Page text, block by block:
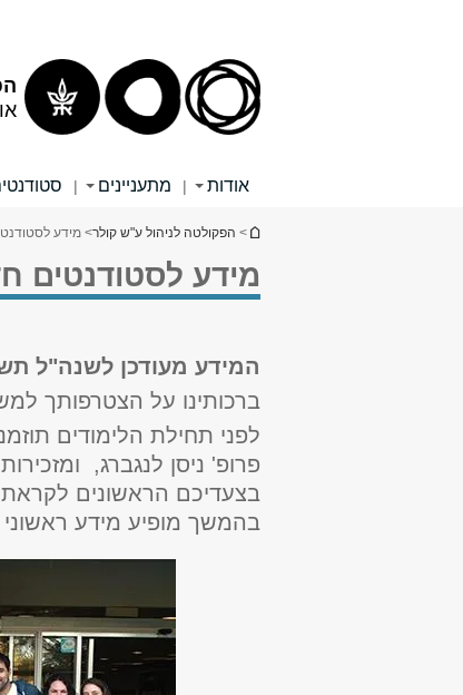
אודות | מתעניינים |
הינך נמצא כאן
> הפקולטה לניהול ע"ש קולר> מידע
מידע לסטודנטים
המידע מעודכן לשנה"ל
ברכותינו על הצטרפותך
לפני תחילת הלימודים
פרופ' ניסן לנגברג,
בצעדיכם הראשונים
בהמשך מופיע מידע